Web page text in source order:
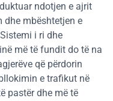
ndotjen e ajrit
dhe mbështetjen e
i ri dhe
më të fundit do të na
që përdorin
e trafikut në
pastër dhe më të